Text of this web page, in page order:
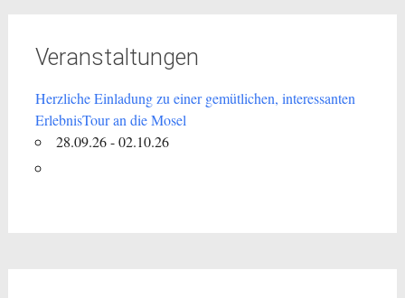
Veranstaltungen
Herzliche Einladung zu einer gemütlichen, interessanten
ErlebnisTour an die Mosel
28.09.26 - 02.10.26